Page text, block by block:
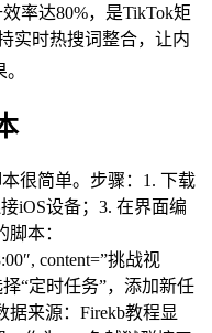
率达80%，是TikTok矩
实时热搜词整合，让内
很简单。步骤：1. 下载
iOS设备；3. 在界面编
本：
content=”挑战视
“定时任务”，添加新任
来源：Firekb教程显